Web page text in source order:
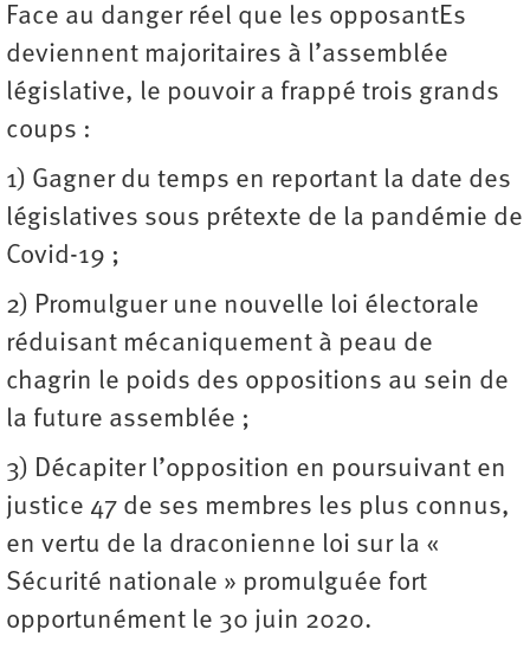
Face au danger réel que les opposantEs
deviennent majoritaires à l’assemblée
législative, le pouvoir a frappé trois grands
coups :
1) Gagner du temps en reportant la date des
législatives sous prétexte de la pandémie de
Covid-19 ;
2) Promulguer une nouvelle loi électorale
réduisant mécaniquement à peau de
chagrin le poids des oppositions au sein de
la future assemblée ;
3) Décapiter l’opposition en poursuivant en
justice 47 de ses membres les plus connus,
en vertu de la draconienne loi sur la «
Sécurité nationale » promulguée fort
opportunément le 30 juin 2020.